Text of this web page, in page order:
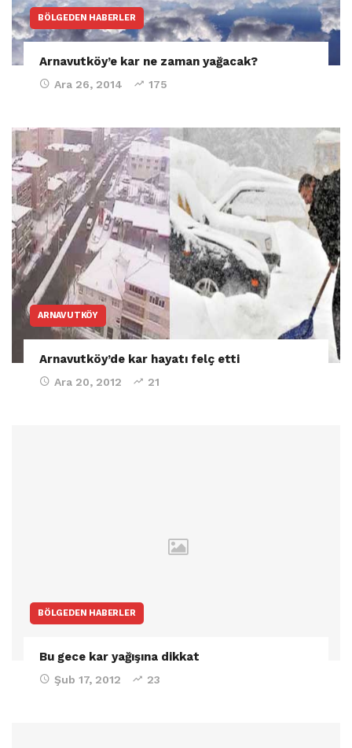
BÖLGEDEN HABERLER
Arnavutköy’e kar ne zaman yağacak?
Ara 26, 2014 175
ARNAVUTKÖY
Arnavutköy’de kar hayatı felç etti
Ara 20, 2012 21
BÖLGEDEN HABERLER
Bu gece kar yağışına dikkat
Şub 17, 2012 23